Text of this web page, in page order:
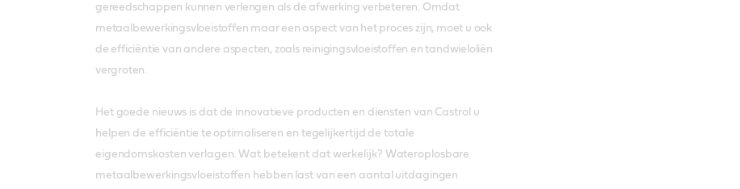
gereedschappen kunnen verlengen als de afwerking verbeteren. Omdat
metaalbewerkingsvloeistoffen maar een aspect van het proces zijn, moet u ook
de efficiëntie van andere aspecten, zoals reinigingsvloeistoffen en tandwieloliën
vergroten.
Het goede nieuws is dat de innovatieve producten en diensten van Castrol u
helpen de efficiëntie te optimaliseren en tegelijkertijd de totale
eigendomskosten verlagen. Wat betekent dat werkelijk? Wateroplosbare
metaalbewerkingsvloeistoffen hebben last van een aantal uitdagingen